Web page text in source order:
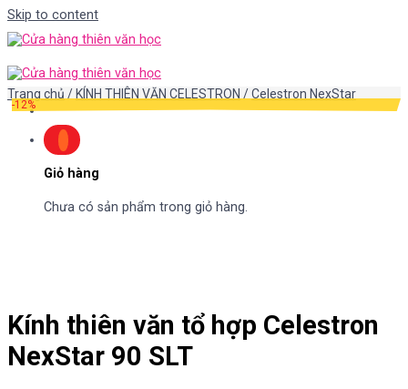
Skip to content
Giỏ hàng
Chưa có sản phẩm trong giỏ hàng.
Trang chủ / KÍNH THIÊN VĂN CELESTRON /Celestron NexStar
-12%
Kính thiên văn tổ hợp Celestron
NexStar 90 SLT